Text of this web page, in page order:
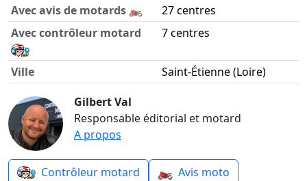
Avec avis de motards 🏍️
27 centres
Avec contrôleur motard
7 centres
Ville
Saint-Étienne (Loire)
Gilbert Val
Responsable éditorial et motard
A propos
Contrôleur motard 🏍️ Avis moto